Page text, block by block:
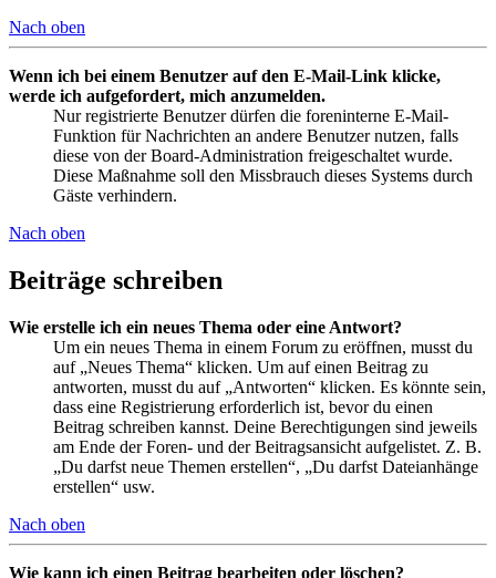
Nach oben
Wenn ich bei einem Benutzer auf den E-Mail-Link klicke,
werde ich aufgefordert, mich anzumelden.
Nur registrierte Benutzer dürfen die foreninterne E-Mail-
Funktion für Nachrichten an andere Benutzer nutzen, falls
diese von der Board-Administration freigeschaltet wurde.
Diese Maßnahme soll den Missbrauch dieses Systems durch
Gäste verhindern.
Nach oben
Beiträge schreiben
Wie erstelle ich ein neues Thema oder eine Antwort?
Um ein neues Thema in einem Forum zu eröffnen, musst du
auf „Neues Thema“ klicken. Um auf einen Beitrag zu
antworten, musst du auf „Antworten“ klicken. Es könnte sein,
dass eine Registrierung erforderlich ist, bevor du einen
Beitrag schreiben kannst. Deine Berechtigungen sind jeweils
am Ende der Foren- und der Beitragsansicht aufgelistet. Z. B.
„Du darfst neue Themen erstellen“, „Du darfst Dateianhänge
erstellen“ usw.
Nach oben
Wie kann ich einen Beitrag bearbeiten oder löschen?